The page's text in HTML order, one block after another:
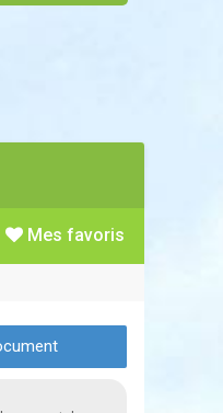
Mes favoris